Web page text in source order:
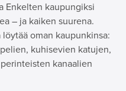
Enkelten kaupungiksi
– ja kaiken suurena.
oman kaupunkinsa:
kuhisevien katujen,
kanaalien